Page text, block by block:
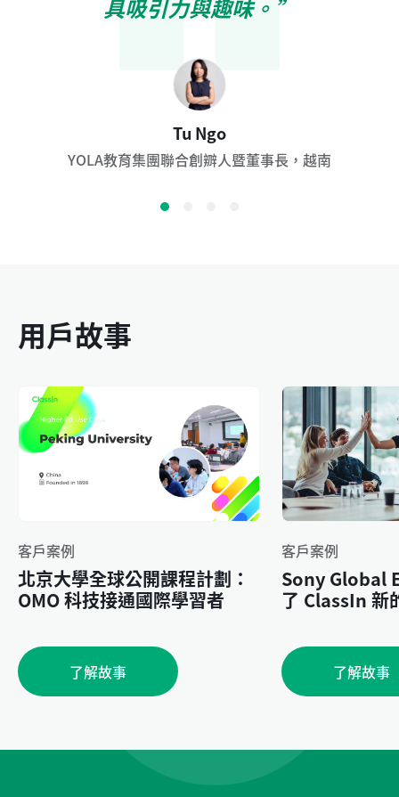
具吸引力與趣味。”
Tu Ngo
YOLA教育集團聯合創辧人暨董事長，越南
Aleksandra
Owl Kids Academy創辦人，波蘭
Aaron Lennon
耀華國際教育學校校長，中國
Dr. Wang
北京大學助理教授，金融學
用戶故事
客戶案例
北京大學全球公開課程計劃：
OMO 科技接通國際學習者
了解故事
客戶案例
Sony Global
了 ClassIn 新
了解故事